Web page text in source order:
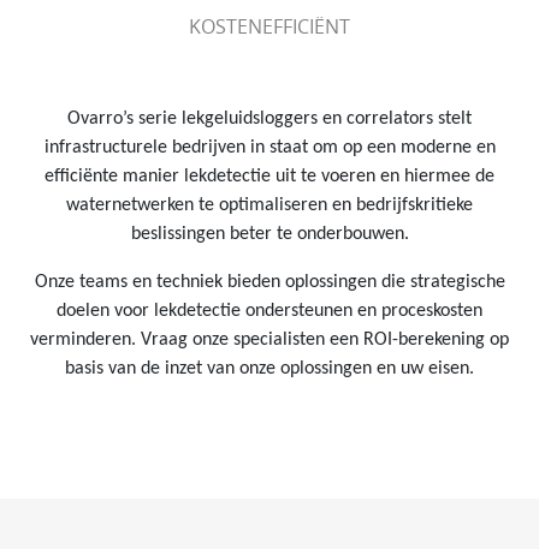
KOSTENEFFICIËNT
Ovarro’s serie lekgeluidsloggers en correlators stelt
infrastructurele bedrijven in staat om op een moderne en
efficiënte manier lekdetectie uit te voeren en hiermee de
waternetwerken te optimaliseren en bedrijfskritieke
beslissingen beter te onderbouwen.
Onze teams en techniek bieden oplossingen die strategische
doelen voor lekdetectie ondersteunen en proceskosten
verminderen. Vraag onze specialisten een ROI-berekening op
basis van de inzet van onze oplossingen en uw eisen.